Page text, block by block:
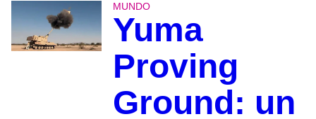
MUNDO
Yuma
Proving
Ground: un